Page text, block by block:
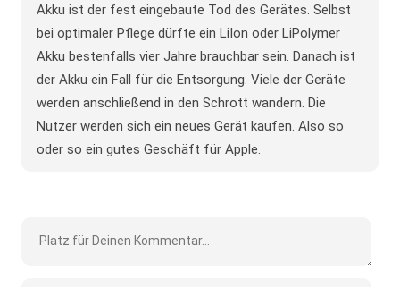
Akku ist der fest eingebaute Tod des Gerätes. Selbst
bei optimaler Pflege dürfte ein LiIon oder LiPolymer
Akku bestenfalls vier Jahre brauchbar sein. Danach ist
der Akku ein Fall für die Entsorgung. Viele der Geräte
werden anschließend in den Schrott wandern. Die
Nutzer werden sich ein neues Gerät kaufen. Also so
oder so ein gutes Geschäft für Apple.